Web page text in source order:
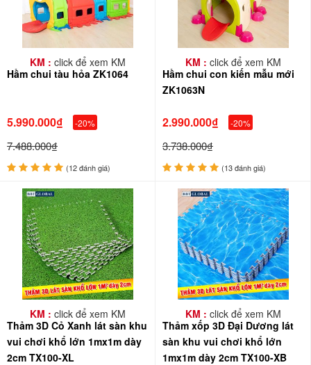
KM : click để xem KM
Hầm chui tàu hỏa ZK1064
5.990.000₫ -20%
7.488.000₫
(12 đánh giá)
KM : click để xem KM
Hầm chui con kiến mẫu mới
ZK1063N
2.990.000₫ -20%
3.738.000₫
(13 đánh giá)
KM : click để xem KM
Thảm 3D Cỏ Xanh lát sàn khu
vui chơi khổ lớn 1mx1m dày
2cm TX100-XL
KM : click để xem KM
Thảm xốp 3D Đại Dương lát
sàn khu vui chơi khổ lớn
1mx1m dày 2cm TX100-XB